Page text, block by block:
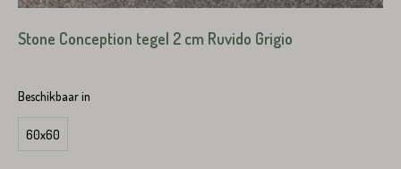
Stone Conception tegel 2 cm Ruvido Grigio
Beschikbaar in
60x60
VERSTUREN